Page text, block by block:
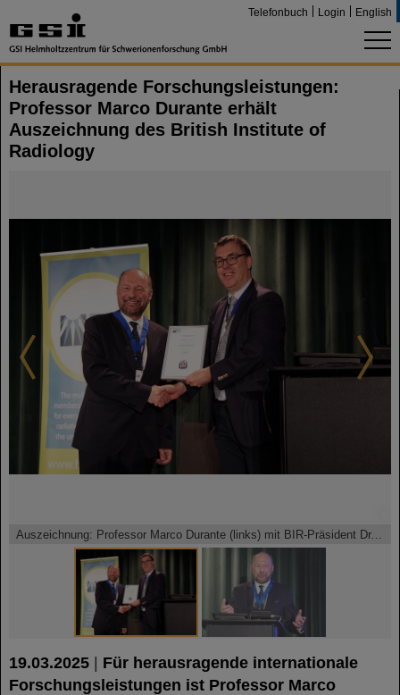
Telefonbuch Login English
Herausragende Forschungsleistungen:
Professor Marco Durante erhält
Auszeichnung des British Institute of
Radiology
Auszeichnung: Professor Marco Durante (links) mit BIR-Präsident Dr. Nicholas Screaton.
19.03.2025
Für herausragende internationale
Forschungsleistungen ist Professor Marco